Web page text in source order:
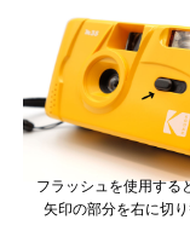
フラッシュを使用する
矢印の部分を右に切